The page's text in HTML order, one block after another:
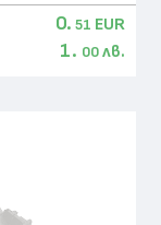
0. 51 EUR
1. 00 лв.